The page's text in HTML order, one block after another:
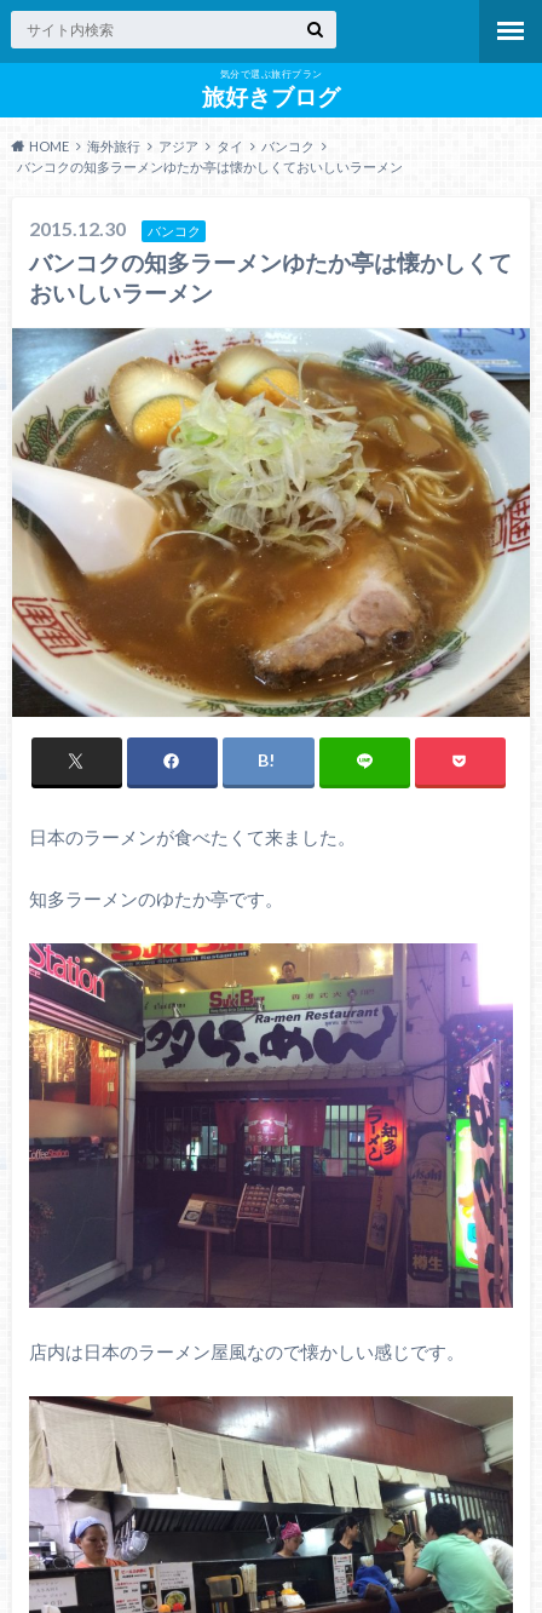
気分で選ぶ旅行プラン
旅好きブログ
HOME 海外旅行 アジア タイ
バンコク
バンコクの知多ラーメンゆたか亭は懐かしくておいしいラーメン
2015.12.30 バンコク
バンコクの知多ラーメンゆたか亭は懐かしくて
おいしいラーメン
日本のラーメンが食べたくて来ました。
知多ラーメンのゆたか亭です。
店内は日本のラーメン屋風なので懐かしい感じです。